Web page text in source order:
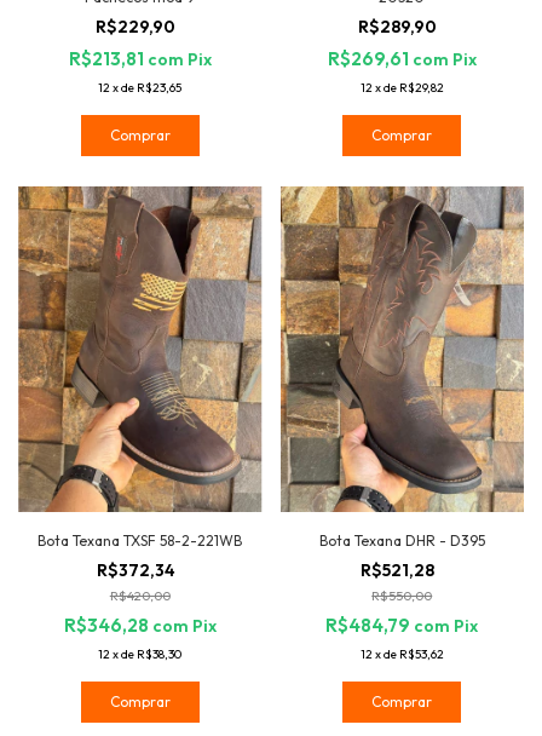
R$229,90
R$213,81 com Pix
12xde R$23,65
Comprar
R$289,90
R$269,61 com Pix
12xde R$29,82
Comprar
Bota Texana TXSF 58-2-221WB
R$372,34
R$420,00
R$346,28 com Pix
12xde R$38,30
Comprar
Bota Texana DHR - D395
R$521,28
R$550,00
R$484,79 com Pix
12xde R$53,62
Comprar